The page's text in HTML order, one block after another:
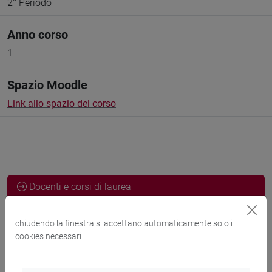
2° Periodo
Anno corso
1
Spazio Moodle
Link allo spazio del corso
Docenti e corsi di laurea
Docenti
chiudendo la finestra si accettano automaticamente solo i
cookies necessari